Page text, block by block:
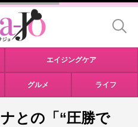
エイジングケア
グルメ ライフ
との「“圧勝で